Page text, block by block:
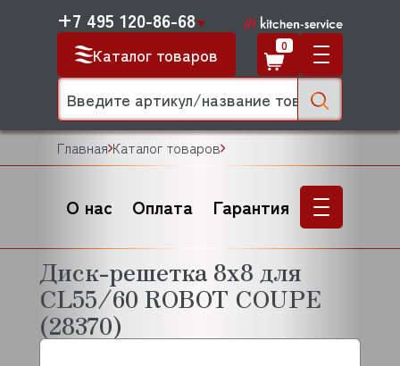
Каталог товаров
+7 495 120-86-68
0
Главная Каталог товаров
О нас Оплата Гарантия
Диск-решетка 8х8 для
CL55/60 ROBOT COUPE
(28370)